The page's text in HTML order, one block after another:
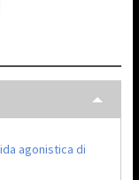
agonistica di